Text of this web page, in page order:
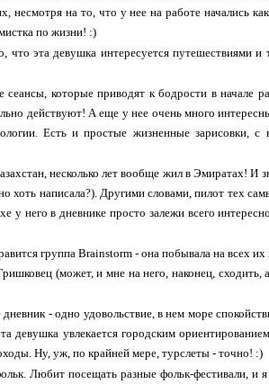
несмотря на то, что у нее на работе начались
по жизни! :)
что эта девушка интересуется путешествиями и
которые приводят к бодрости в начале
действуют! А еще у нее очень много
Есть и простые жизненные зарисовки,
несколько лет вообще жил в Эмиратах! И
хоть написала?). Другими словами, пилот тех
у него в дневнике просто залежи всего
группа Brainstorm - она побывала на всех их
(может, и мне на него, наконец, сходить,
- одно удовольствие, в нем море
девушка увлекается городским
Ну, уж, по крайней мере, турслеты - точно! :)
Любит посещать разные фольк-фестивали, и